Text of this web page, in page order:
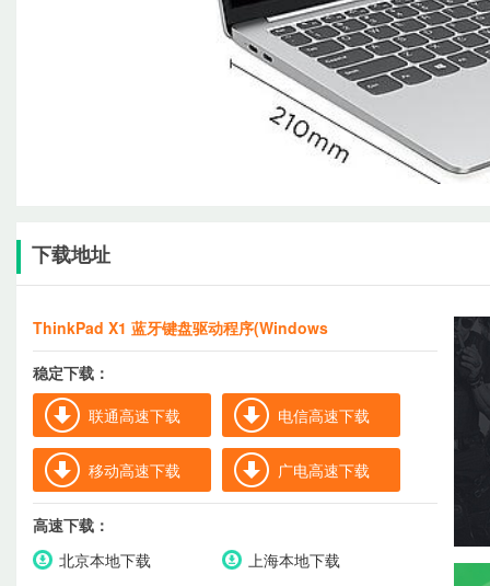
下载地址
ThinkPad X1 蓝牙键盘驱动程序(Windows
稳定下载：
联通高速下载
电信高速下载
移动高速下载 广电高速下载
高速下载：
北京本地下载
上海本地下载